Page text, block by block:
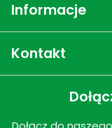
Informacje
Kontakt